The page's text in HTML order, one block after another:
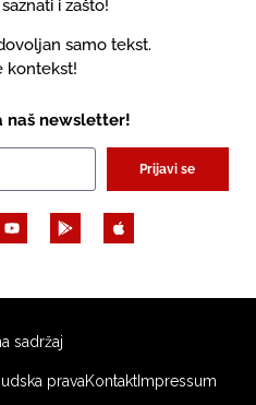
i zašto!
samo tekst.
kontekst!
naš newsletter!
Prijavi se
sadržaj
pravaKontaktImpressum